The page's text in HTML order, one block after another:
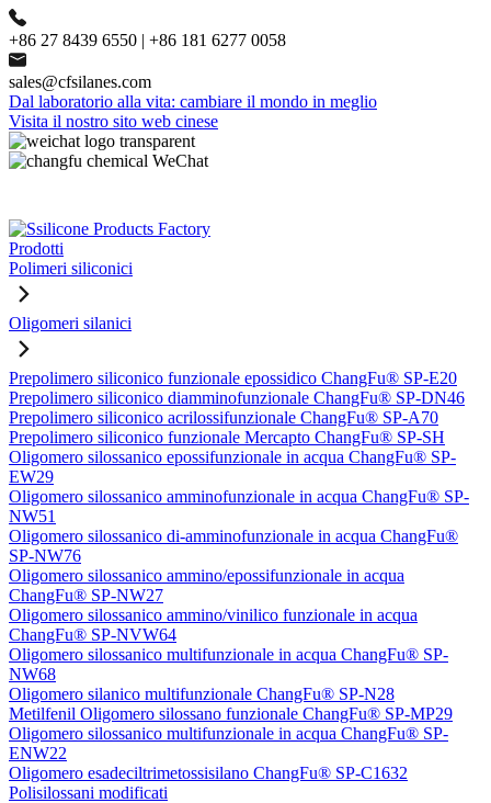
+86 27 8439 6550 | +86 181 6277 0058
sales@cfsilanes.com
Dal laboratorio alla vita: cambiare il mondo in meglio
Visita il nostro sito web cinese
Prodotti
Polimeri siliconici
Oligomeri silanici
Prepolimero siliconico funzionale epossidico ChangFu® SP-E20
Prepolimero siliconico diamminofunzionale ChangFu® SP-DN46
Prepolimero siliconico acrilossifunzionale ChangFu® SP-A70
Prepolimero siliconico funzionale Mercapto ChangFu® SP-SH
Oligomero silossanico epossifunzionale in acqua ChangFu® SP-
EW29
Oligomero silossanico amminofunzionale in acqua ChangFu® SP-
NW51
Oligomero silossanico di-amminofunzionale in acqua ChangFu®
SP-NW76
Oligomero silossanico ammino/epossifunzionale in acqua
ChangFu® SP-NW27
Oligomero silossanico ammino/vinilico funzionale in acqua
ChangFu® SP-NVW64
Oligomero silossanico multifunzionale in acqua ChangFu® SP-
NW68
Oligomero silanico multifunzionale ChangFu® SP-N28
Metilfenil Oligomero silossano funzionale ChangFu® SP-MP29
Oligomero silossanico multifunzionale in acqua ChangFu® SP-
ENW22
Oligomero esadeciltrimetossisilano ChangFu® SP-C1632
Polisilossani modificati